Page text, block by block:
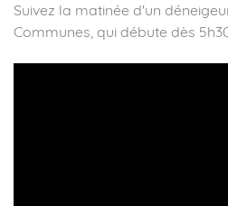
Suivez la matinée d'un
Communes, qui débute dès